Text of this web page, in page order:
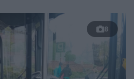
8